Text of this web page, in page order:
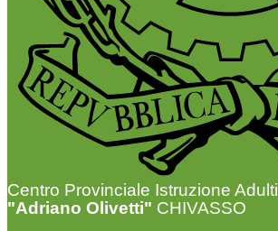
Centro Provinciale Istruzione Adulti
"Adriano Olivetti" CHIVASSO